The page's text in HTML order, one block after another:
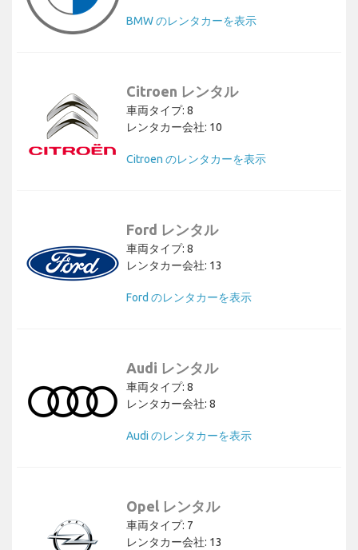
BMW のレンタカーを表示
Citroen レンタル
車両タイプ: 8
レンタカー会社: 10
Citroen のレンタカーを表示
Ford レンタル
車両タイプ: 8
レンタカー会社: 13
Ford のレンタカーを表示
Audi レンタル
車両タイプ: 8
レンタカー会社: 8
Audi のレンタカーを表示
Opel レンタル
車両タイプ: 7
レンタカー会社: 13